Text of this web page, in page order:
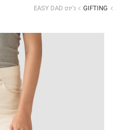
GIFTING ג'ינס EASY DAD